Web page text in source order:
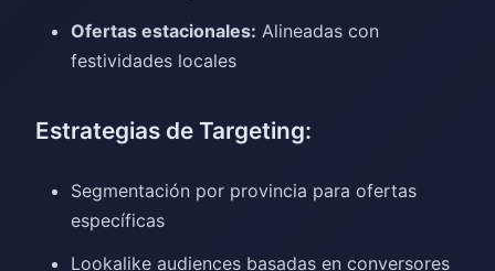
Ofertas estacionales: Alineadas con
festividades locales
Estrategias de Targeting:
Segmentación por provincia para ofertas
específicas
Lookalike audiences basadas en conversores